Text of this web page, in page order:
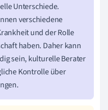
Unterschiede.
verschiedene
und der Rolle
haben. Daher kann
sein, kulturelle Berater
Kontrolle über